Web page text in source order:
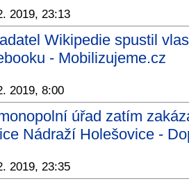
2019, 23:13
Wikipedie spustil
- Mobilizujeme.cz
2019, 8:00
úřad zatím
Nádraží Holešovice -
2019, 23:35